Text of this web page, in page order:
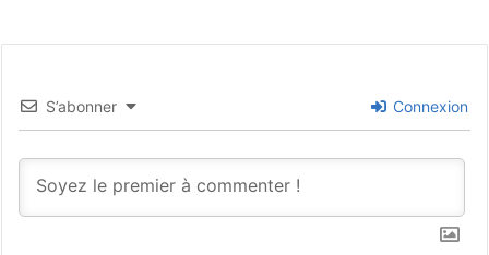
S’abonner Connexion